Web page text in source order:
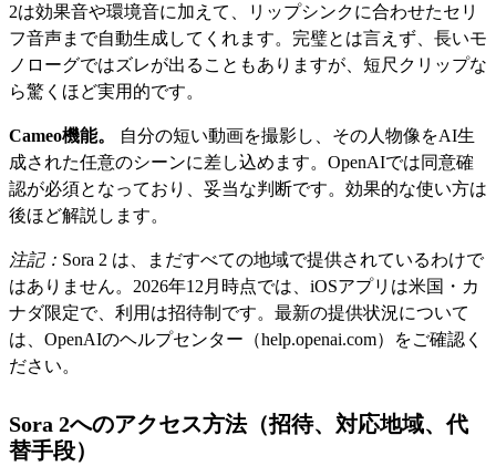
2は効果音や環境音に加えて、リップシンクに合わせたセリ
フ音声まで自動生成してくれます。完璧とは言えず、長いモ
ノローグではズレが出ることもありますが、短尺クリップな
ら驚くほど実用的です。
Cameo機能。
自分の短い動画を撮影し、その人物像をAI生
成された任意のシーンに差し込めます。OpenAIでは同意確
認が必須となっており、妥当な判断です。効果的な使い方は
後ほど解説します。
注記： Sora 2 は、まだすべての地域で提供されているわけで
はありません。2026年12月時点では、iOSアプリは米国・カ
ナダ限定で、利用は招待制です。最新の提供状況について
は、OpenAIのヘルプセンター（help.openai.com）をご確認く
ださい。
Sora 2へのアクセス方法（招待、対応地域、代
替手段）